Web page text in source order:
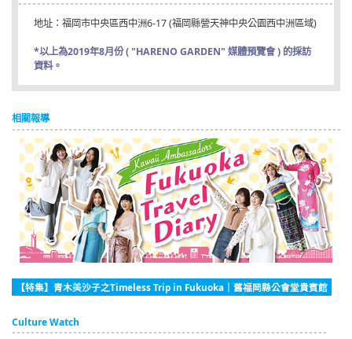
地址：福岡市中央區西中洲6-17 (福岡縣營天神中央公園西中洲區域)
*以上為2019年8月份 ( "HARENO GARDEN" 媒體預覽會 ) 的採訪
資料。
相關報導
【特集】青木美沙子之Timeless Trip in Fukuoka｜舊福岡縣公會堂貴賓館
Culture Watch